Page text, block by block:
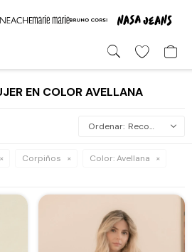
EN COLOR AVELLANA
Recomendados
Corpiños Color:Avellana